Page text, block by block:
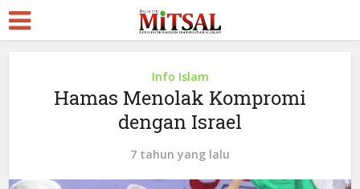
Info Islam
Hamas Menolak Kompromi
dengan Israel
7 tahun yang lalu